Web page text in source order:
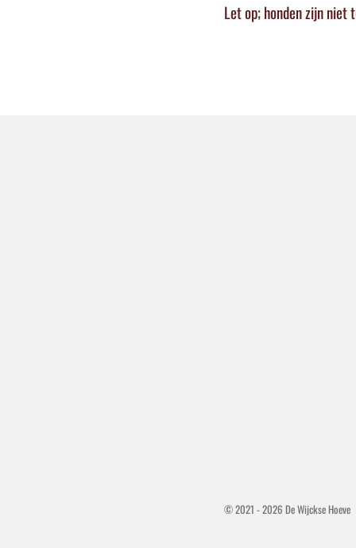
Let op; honden zijn niet
© 2021 - 2026 De Wijckse Hoeve